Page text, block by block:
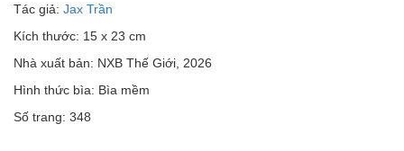
Tác giả: Jax Trần
Kích thước: 15 x 23 cm
Nhà xuất bản: NXB Thế Giới, 2026
Hình thức bìa: Bìa mềm
Số trang: 348